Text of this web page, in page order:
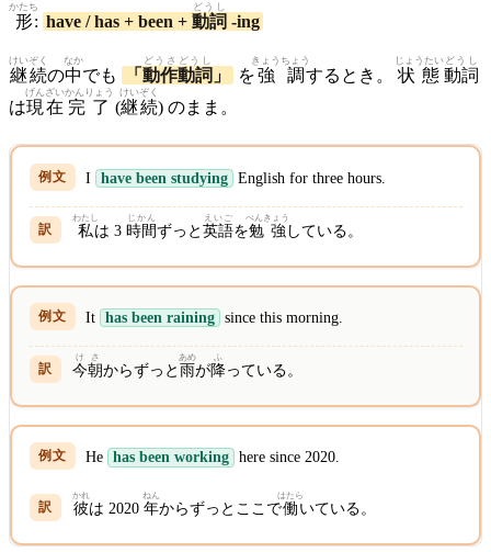
形
かたち
: have / has + been + 動詞
どうし
-ing
継続
けいぞく
の中
なか
でも 「 動作
どうさ
動詞
どうし
」 を強
きょう
調
ちょう
するとき。 状態
じょうたい
動詞
どうし
は現在
げんざい
完了
かんりょう
(継続
けいぞく
) のまま。
I have been studying English for three hours.
私
わたし
は 3 時間
じかん
ずっと英語
えいご
を勉強
べんきょう
している。
It has been raining since this morning.
今朝
けさ
からずっと 雨
あめ
が降
ふ
っている。
He has been working here since 2020.
彼
かれ
は 2020年
ねん
からずっとここで働
はたら
いている。